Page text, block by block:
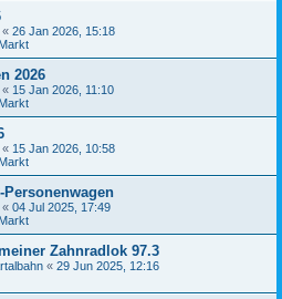
« 26 Jan 2026, 15:18
2026
« 15 Jan 2026, 11:10
« 15 Jan 2026, 10:58
Personenwagen
« 04 Jul 2025, 17:49
Zahnradlok 97.3
« 29 Jun 2025, 12:16